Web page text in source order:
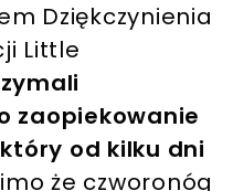
Dziękczynienia
Little
zaopiekowanie
od kilku dni
że czworonóg